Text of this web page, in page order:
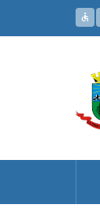
accessible